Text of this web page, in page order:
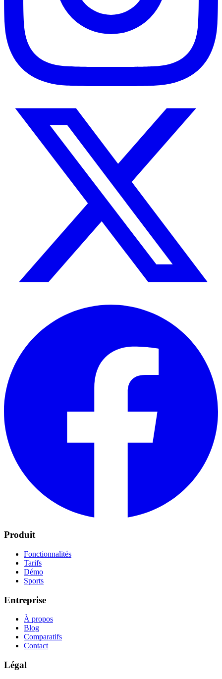
Produit
Fonctionnalités
Tarifs
Démo
Sports
Entreprise
À propos
Blog
Comparatifs
Contact
Légal